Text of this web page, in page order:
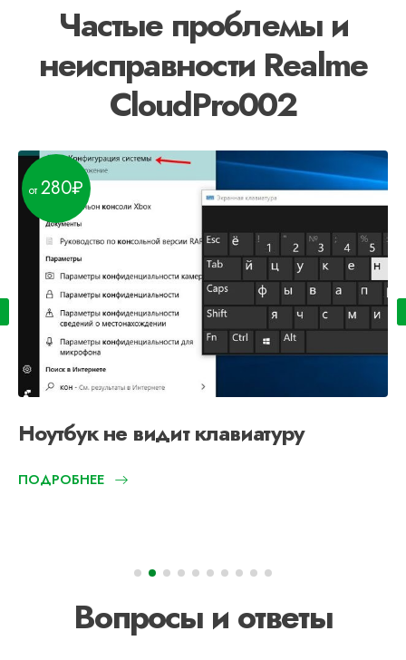
Частые проблемы и
неисправности Realme
CloudPro002
Ноутбук не видит клавиатуру
280
ПОДРОБНЕЕ
Вопросы и ответы